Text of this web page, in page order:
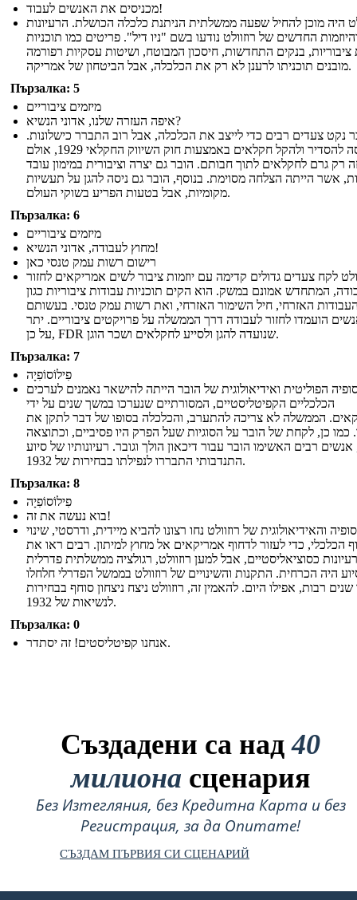
מכניסים את האנשים לעבוד!
היה מוכן להחיל שפעה ממשלתית הניתנת כלכלה הכושלת. הרעיונות
החדשים של רוזוולט נודעו בשם "ניו דיל". פריטים כמו תוכניות
ציבוריות, בנקים התחדשות, חיסכון המבוטח, ושיטות עסקיות רפורמה
מובנים תוכניתו לרענן לא רק את הכלכלה, אבל הביטחון של אמריקה.
Пързалка: 5
מיזמים ציבוריים
איפה העזרה שלנו, אדוני הנשיא?
נקט צעדים רבים כדי לייצב את הכלכלה, אבל רוב התברר כישלונות.
הוא ניסה להסדיר ולהקל חקלאים באמצעות חוק השיווק החקלאי 1929, אולם
רק גרם לחקלאים לתוך חבותם. הובר גם יצרה וציבורית במימון עובד
אשר הייתה הצלחה מסוימת. בנוסף, הובר גם ניסה להגן על תעשיות
מקומיות, אבל בטעות הפריע בשוקי העולם.
Пързалка: 6
מיזמים ציבוריים
מחוץ לעבודה, אדוני הנשיא!
רישום רשות עמק טנסי כאן
לקח צעדים גדולים קדימה עם יוזמות ציבור לשים אמריקאים לחזור
המתחדש אמונם במשק. הוא הקים תוכניות עבודות ציבוריות כגון
האזרחי, חיל השימור האזרחי, ואת רשות עמק טנסי. בעשותם
הועמדו לחזור לעבודה דרך הממשלה על פרויקטים ציבוריים. יתר
על כן, FDR שנועדה להגן ולסייע לחקלאים ושכר הוגן.
Пързалка: 7
פִילוֹסוֹפִיָה
הפוליטית ואידיאולוגית של הובר הייתה להישאר נאמנים לערכים
הכלכליים הקפיטליסטיים, המסורתיים שנערכו במשך שנים על ידי
הממשלה לא צריכה להתערב, והכלכלה בסופו של דבר לתקן את
כמו כן, לקחת של הובר על הסוגיות שעל הפרק היו פסיביים, וכתוצאה
רבים האשימו הובר עבור דיכאון הולך וגובר. רעיונותיו של סיוע
התנדבותי התבררו לנפילתו בבחירות של 1932.
Пързалка: 8
פִילוֹסוֹפִיָה
בוא נעשה את זה!
והאידיאולוגית של רוזוולט נחו רצונו להביא מיידית, ודרסטי, שינוי
הכלכלי, כדי לעזור לדחוף אמריקאים אל מחוץ למיתון. רבים ראו את
כסוציאליסטיים, אבל למען רוזוולט, רגולציה ממשלתית פדרלית
היה הכרחית. התקנות והשינויים של רוזוולט בממשל הפדרלי חלחלו
רבות, אפילו היום. להאמין זה, רוזוולט ניצח ניצחון סוחף בבחירות
לנשיאות של 1932.
Пързалка: 0
אנחנו קפיטליסטים! זה יסתדר.
Създадени са над40
милиона сценария
Без Изтегляния, без Кредитна Карта и без
Регистрация, за да Опитате!
СЪЗДАМ ПЪРВИЯ СИ СЦЕНАРИЙ